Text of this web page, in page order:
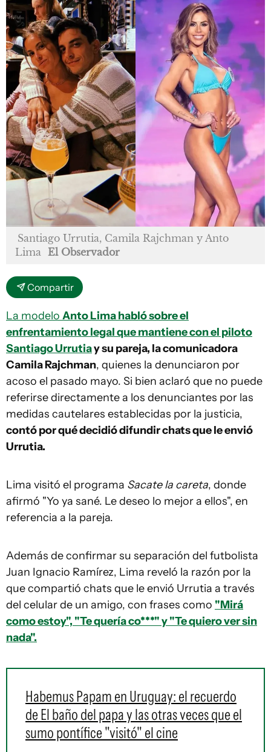
Santiago Urrutia, Camila Rajchman y Anto
Lima El Observador
Compartir
La modelo Anto Lima habló sobre el
enfrentamiento legal que mantiene con el piloto
Santiago Urrutiay su pareja, la comunicadora
Camila Rajchman, quienes la denunciaron por
acoso el pasado mayo. Si bien aclaró que no puede
referirse directamente a los denunciantes por las
medidas cautelares establecidas por la justicia,
contó por qué decidió difundir chats que le envió
Urrutia.
Lima visitó el programa Sacate la careta, donde
afirmó "Yo ya sané. Le deseo lo mejor a ellos", en
referencia a la pareja.
Además de confirmar su separación del futbolista
Juan Ignacio Ramírez, Lima reveló la razón por la
que compartió chats que le envió Urrutia a través
del celular de un amigo, con frases como "Mirá
como estoy", "Te quería co***" y "Te quiero ver sin
nada".
Habemus Papam en Uruguay: el recuerdo
de El baño del papa y las otras veces que el
sumo pontífice "visitó" el cine